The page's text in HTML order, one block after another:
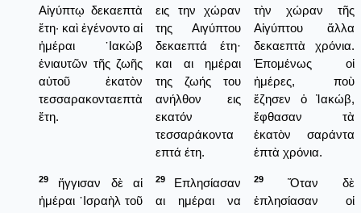
Αἰγύπτῳ δεκαεπτὰ
ἔτη· καὶ ἐγένοντο αἱ
ἡμέραι ᾿Ιακὼβ
ἐνιαυτῶν τῆς ζωῆς
αὐτοῦ ἑκατὸν
τεσσαρακονταεπτὰ
ἔτη.
εις την χώραν
της Αιγύπτου
δεκαεπτά έτη·
και αι ημέραι
της ζωής του
ανήλθον εις
εκατόν
τεσσαράκοντα
επτά έτη.
τὴν χώραν τῆς
Αἰγύπτου ἄλλα
δεκαεπτὰ χρόνια.
Ἑπομένως οἱ
ἡμέρες, ποὺ
ἔζησεν ὁ Ἰακώβ,
ἔφθασαν τὰ
ἑκατὸν σαράντα
ἑπτὰ χρόνια.
29
ἤγγισαν δὲ αἱ
ἡμέραι ᾿Ισραὴλ τοῦ
29
Επλησίασαν
αι ημέραι να
29
Ὅταν δὲ
ἐπλησίασαν οἱ